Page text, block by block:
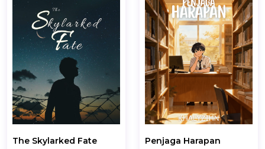
The Skylarked Fate
Penjaga Harapan